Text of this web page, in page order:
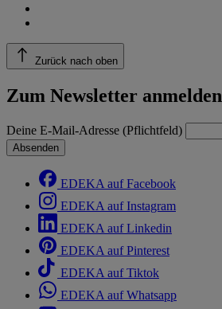
Zurück nach oben
Zum Newsletter anmelden
Deine E-Mail-Adresse (Pflichtfeld)
Absenden
EDEKA auf Facebook
EDEKA auf Instagram
EDEKA auf Linkedin
EDEKA auf Pinterest
EDEKA auf Tiktok
EDEKA auf Whatsapp